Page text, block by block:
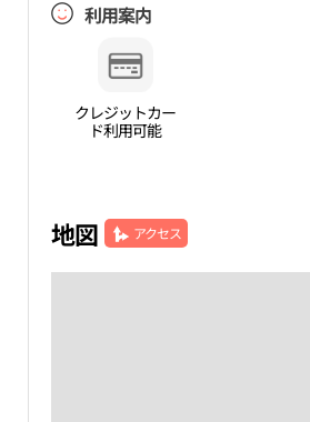
利用案内
クレジットカー
ド利用可能
地図 アクセス